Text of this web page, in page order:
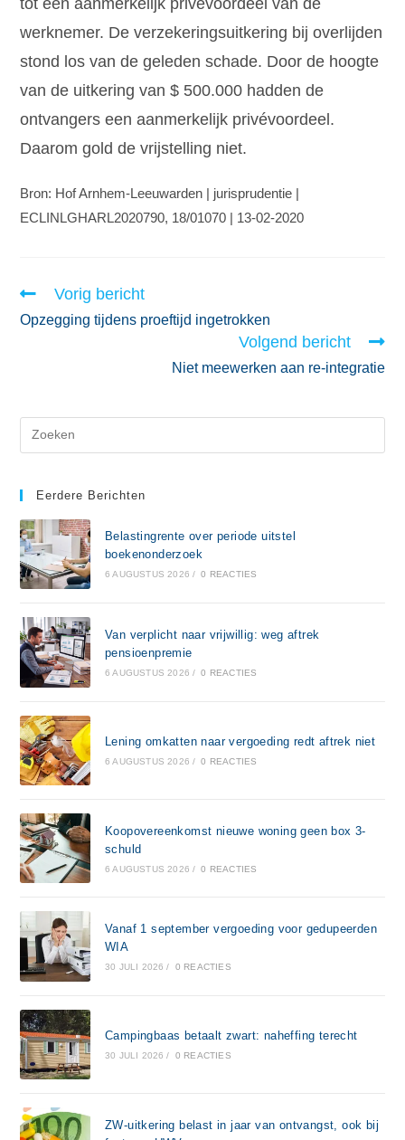
werknemer. De verzekeringsuitkering bij overlijden
stond los van de geleden schade. Door de hoogte
van de uitkering van $ 500.000 hadden de
ontvangers een aanmerkelijk privévoordeel.
Daarom gold de vrijstelling niet.
Bron: Hof Arnhem-Leeuwarden | jurisprudentie |
ECLINLGHARL2020790, 18/01070 | 13-02-2020
Vorig bericht
Opzegging tijdens proeftijd ingetrokken
Volgend bericht
Niet meewerken aan re-integratie
Eerdere Berichten
Belastingrente over periode uitstel
boekenonderzoek
6 AUGUSTUS 2026 / 0 REACTIES
Van verplicht naar vrijwillig: weg aftrek
pensioenpremie
6 AUGUSTUS 2026 / 0 REACTIES
Lening omkatten naar vergoeding redt aftrek niet
6 AUGUSTUS 2026 / 0 REACTIES
Koopovereenkomst nieuwe woning geen box 3-
schuld
6 AUGUSTUS 2026 / 0 REACTIES
Vanaf 1 september vergoeding voor gedupeerden
WIA
30 JULI 2026 / 0 REACTIES
Campingbaas betaalt zwart: naheffing terecht
30 JULI 2026 / 0 REACTIES
ZW-uitkering belast in jaar van ontvangst, ook bij